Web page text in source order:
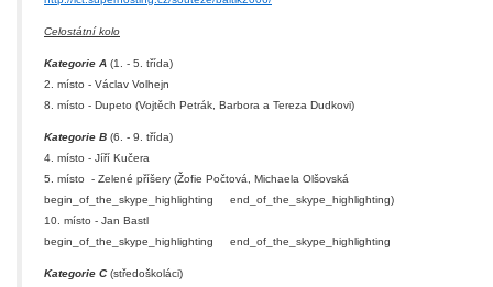
Celostátní kolo
Kategorie A (1. - 5. třída)
2. místo - Václav Volhejn
8. místo - Dupeto (Vojtěch Petrák, Barbora a Tereza Dudkovi)
Kategorie B (6. - 9. třída)
4. místo - Jíří Kučera
5. místo - Zelené příšery (Žofie Počtová, Michaela Olšovská
begin_of_the_skype_highlighting
end_of_the_skype_highlighting)
10. místo - Jan Bastl
begin_of_the_skype_highlighting
end_of_the_skype_highlighting
Kategorie C(středoškoláci)